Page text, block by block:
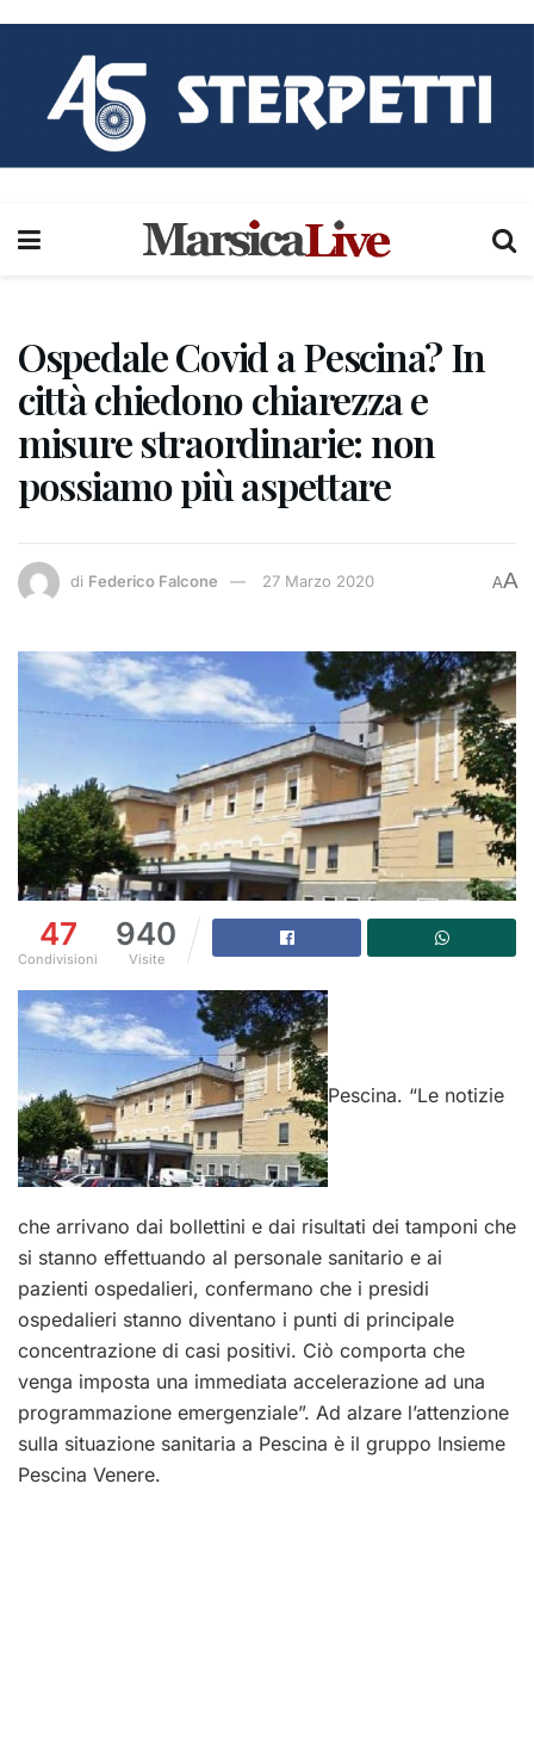
Ospedale Covid a Pescina? In
città chiedono chiarezza e
misure straordinarie: non
possiamo più aspettare
di Federico Falcone 27 Marzo 2020 AA
47
Condivisioni
940
Visite
Pescina. “Le notizie
che arrivano dai bollettini e dai risultati dei tamponi che
si stanno effettuando al personale sanitario e ai
pazienti ospedalieri, confermano che i presidi
ospedalieri stanno diventano i punti di principale
concentrazione di casi positivi. Ciò comporta che
venga imposta una immediata accelerazione ad una
programmazione emergenziale”. Ad alzare l’attenzione
sulla situazione sanitaria a Pescina è il gruppo Insieme
Pescina Venere.